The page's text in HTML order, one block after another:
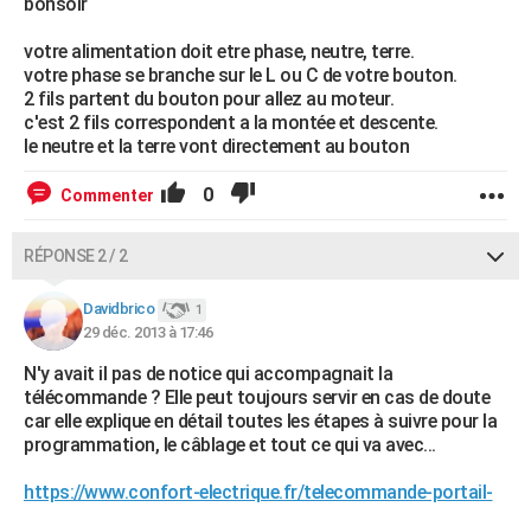
votre alimentation doit etre phase, neutre, terre.
votre phase se branche sur le L ou C de votre bouton.
2 fils partent du bouton pour allez au moteur.
c'est 2 fils correspondent a la montée et descente.
le neutre et la terre vont directement au bouton
Commenter 0
RÉPONSE 2 / 2
Davidbrico 1
29 déc. 2013 à 17:46
N'y avait il pas de notice qui accompagnait la
télécommande ? Elle peut toujours servir en cas de doute
car elle explique en détail toutes les étapes à suivre pour la
programmation, le câblage et tout ce qui va avec...
https://www.confort-electrique.fr/telecommande-portail-